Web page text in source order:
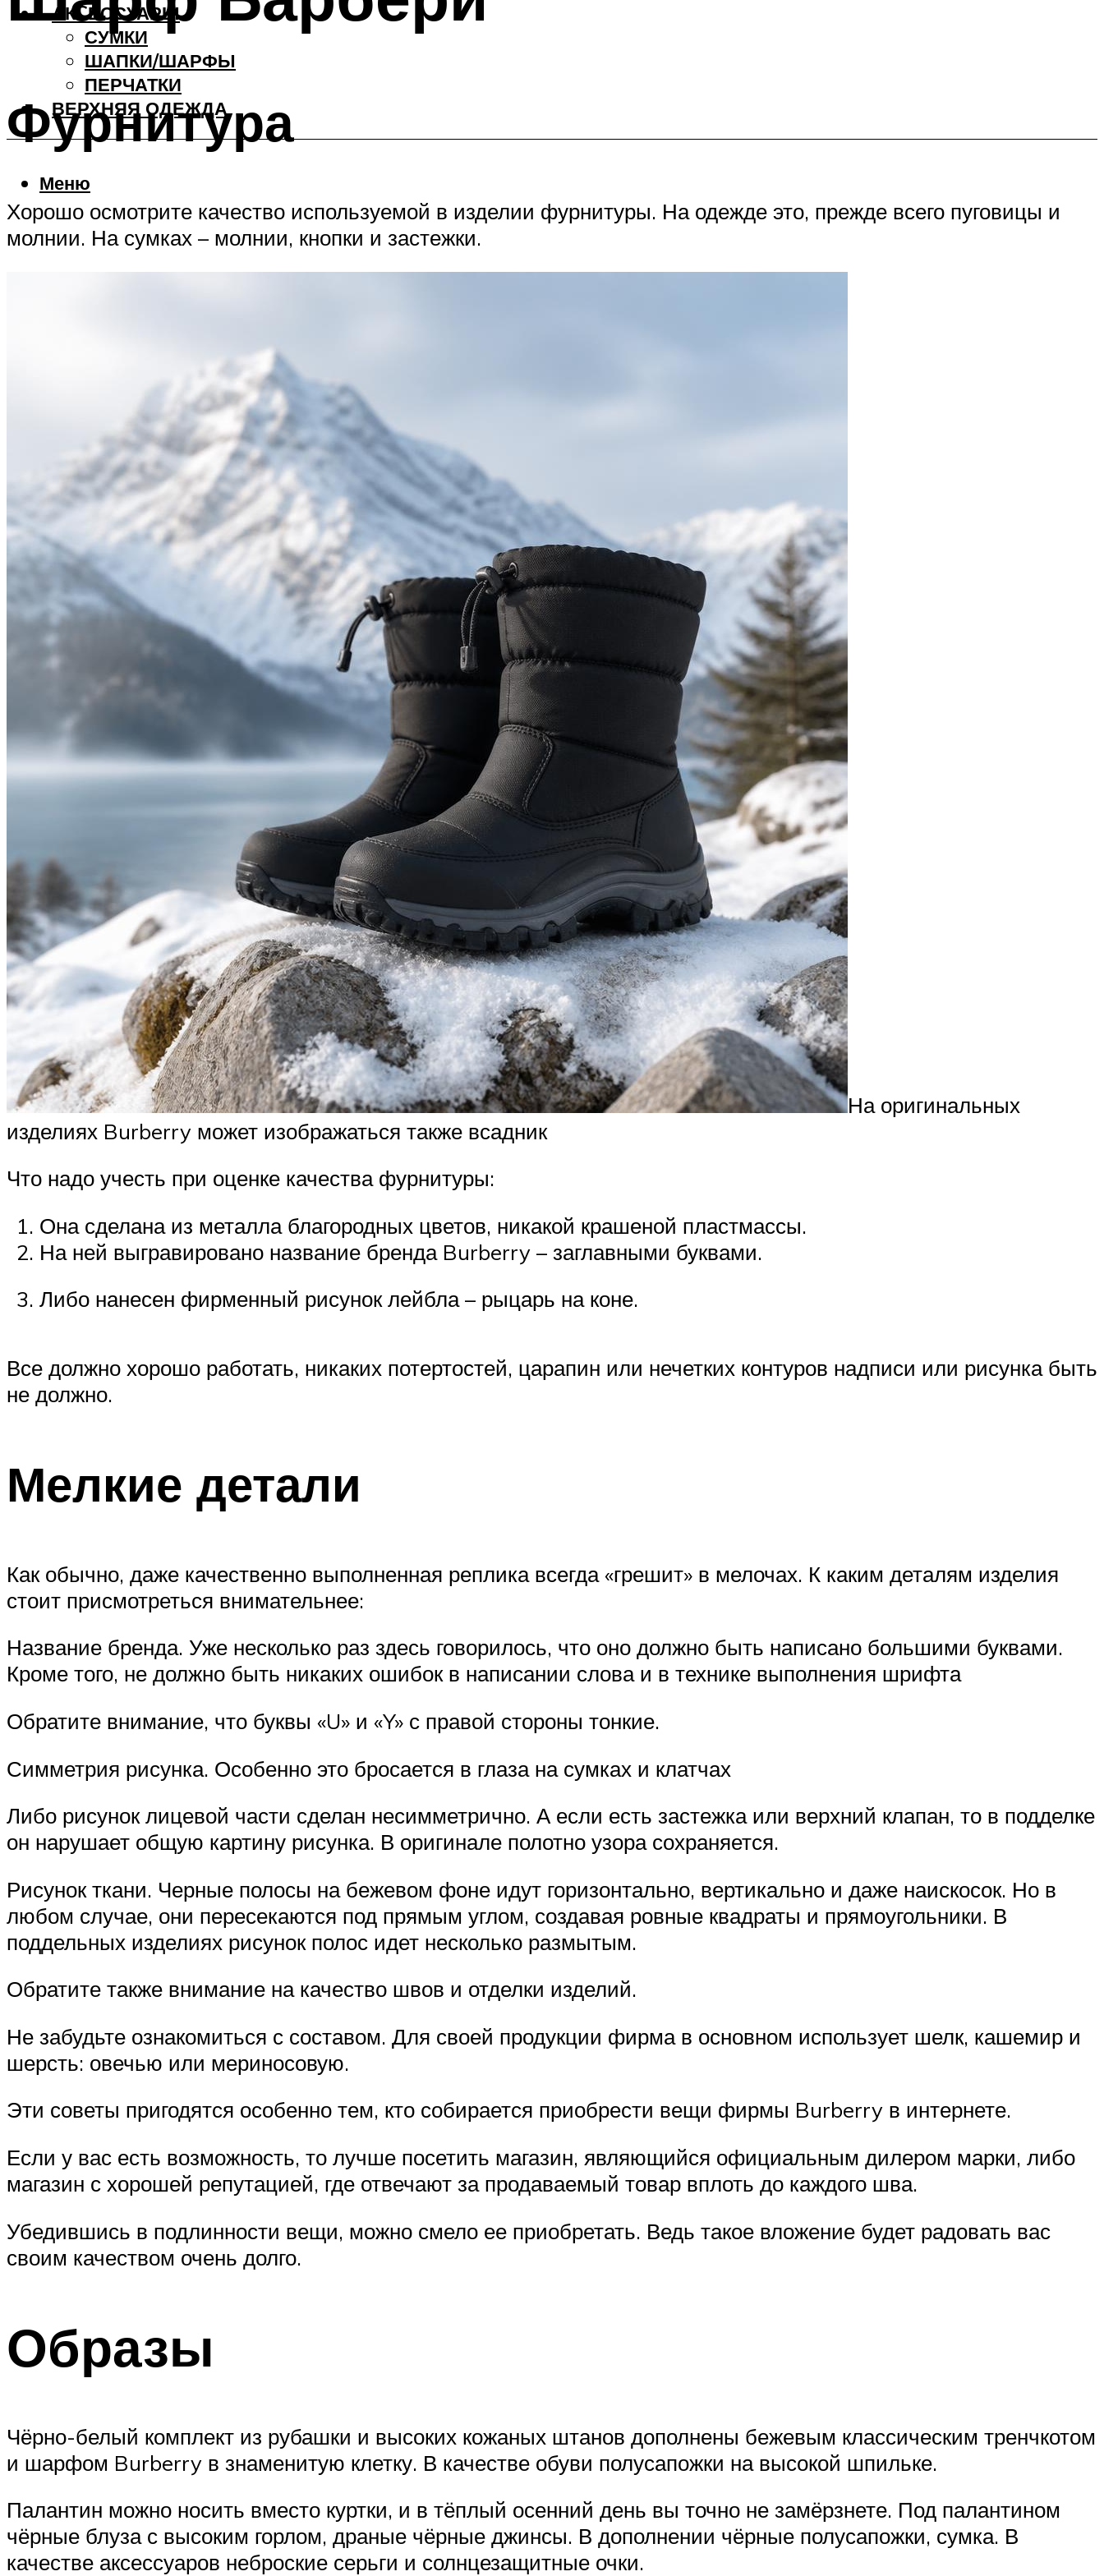
АКCЕССУАРЫ
СУМКИ
ШАПКИ/ШАРФЫ
ПЕРЧАТКИ
ВЕРХНЯЯ ОДЕЖДА
Меню
Фурнитура
Хорошо осмотрите качество используемой в изделии фурнитуры. На одежде это, прежде всего пуговицы и
молнии. На сумках – молнии, кнопки и застежки.
На оригинальных
изделиях Burberry может изображаться также всадник
Что надо учесть при оценке качества фурнитуры:
Она сделана из металла благородных цветов, никакой крашеной пластмассы.
На ней выгравировано название бренда Burberry – заглавными буквами.
Либо нанесен фирменный рисунок лейбла – рыцарь на коне.
Все должно хорошо работать, никаких потертостей, царапин или нечетких контуров надписи или рисунка быть
не должно.
Мелкие детали
Как обычно, даже качественно выполненная реплика всегда «грешит» в мелочах. К каким деталям изделия
стоит присмотреться внимательнее:
Название бренда. Уже несколько раз здесь говорилось, что оно должно быть написано большими буквами.
Кроме того, не должно быть никаких ошибок в написании слова и в технике выполнения шрифта
Обратите внимание, что буквы «U» и «Y» с правой стороны тонкие.
Симметрия рисунка. Особенно это бросается в глаза на сумках и клатчах
Либо рисунок лицевой части сделан несимметрично. А если есть застежка или верхний клапан, то в подделке
он нарушает общую картину рисунка. В оригинале полотно узора сохраняется.
Рисунок ткани. Черные полосы на бежевом фоне идут горизонтально, вертикально и даже наискосок. Но в
любом случае, они пересекаются под прямым углом, создавая ровные квадраты и прямоугольники. В
поддельных изделиях рисунок полос идет несколько размытым.
Обратите также внимание на качество швов и отделки изделий.
Не забудьте ознакомиться с составом. Для своей продукции фирма в основном использует шелк, кашемир и
шерсть: овечью или мериносовую.
Эти советы пригодятся особенно тем, кто собирается приобрести вещи фирмы Burberry в интернете.
Если у вас есть возможность, то лучше посетить магазин, являющийся официальным дилером марки, либо
магазин с хорошей репутацией, где отвечают за продаваемый товар вплоть до каждого шва.
Убедившись в подлинности вещи, можно смело ее приобретать. Ведь такое вложение будет радовать вас
своим качеством очень долго.
Образы
Чёрно-белый комплект из рубашки и высоких кожаных штанов дополнены бежевым классическим тренчкотом
и шарфом Burberry в знаменитую клетку. В качестве обуви полусапожки на высокой шпильке.
Палантин можно носить вместо куртки, и в тёплый осенний день вы точно не замёрзнете. Под палантином
чёрные блуза с высоким горлом, драные чёрные джинсы. В дополнении чёрные полусапожки, сумка. В
качестве аксессуаров неброские серьги и солнцезащитные очки.